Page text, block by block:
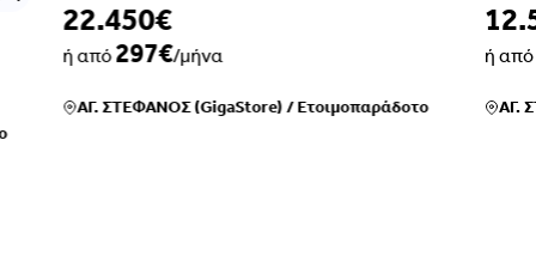
12.550€
ή από166€/μήνα
ΑΓ. ΣΤΕΦΑΝΟΣ (GigaStore)/Ετοιμοπαράδοτο